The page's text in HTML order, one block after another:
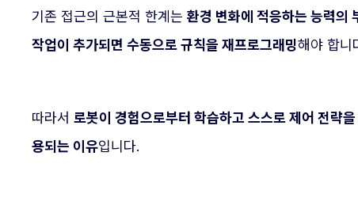
기존 접근의 근본적 한계는 환경 변화에 적응하는 능력의
작업이 추가되면 수동으로 규칙을 재프로그래밍해야 합니
따라서 로봇이 경험으로부터 학습하고 스스로 제어 전략
용되는 이유입니다.